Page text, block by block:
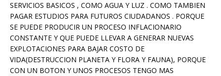
SERVICIOS BASICOS , COMO AGUA Y LUZ . COMO TAMBIEN
PAGAR ESTUDIOS PARA FUTUROS CIUDADANOS . PORQUE
SE PUEDE PRODUCIR UN PROCESO INFLACIONARIO
CONSTANTE Y QUE PUEDE LLEVAR A GENERAR NUEVAS
EXPLOTACIONES PARA BAJAR COSTO DE
VIDA(DESTRUCCION PLANETA Y FLORA Y FAUNA), PORQUE
CON UN BOTON Y UNOS PROCESOS TENGO MAS